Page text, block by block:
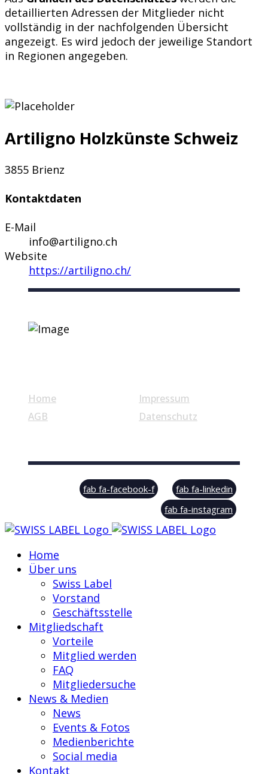
detaillierten Adressen der Mitglieder nicht
vollständig in der nachfolgenden Übersicht
angezeigt. Es wird jedoch der jeweilige Standort
in Regionen angegeben.
Artiligno Holzkünste Schweiz
3855 Brienz
Kontaktdaten
E-Mail
info@artiligno.ch
Website
https://artiligno.ch/
Home
AGB
Impressum
Datenschutz
© Swiss Label, All rights reserved
fab fa-facebook-f
fab fa-linkedin
fab fa-instagram
Home
Über uns
Swiss Label
Vorstand
Geschäftsstelle
Mitgliedschaft
Vorteile
Mitglied werden
FAQ
Mitgliedersuche
News & Medien
News
Events & Fotos
Medienberichte
Social media
Kontakt